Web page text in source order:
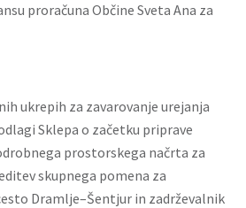
proračuna Občine Sveta Ana za
ukrepih za zavarovanje urejanja
Sklepa o začetku priprave
prostorskega načrta za
skupnega pomena za
Dramlje–Šentjur in zadrževalnik